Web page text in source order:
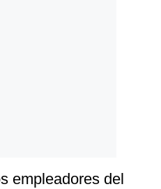
empleadores del